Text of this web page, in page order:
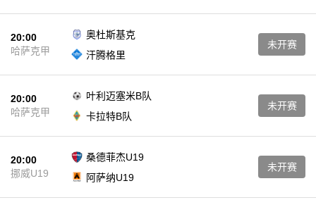
20:00
哈萨克甲
奥杜斯基克
汗腾格里
未开赛
20:00
哈萨克甲
叶利迈塞米B队
卡拉特B队
未开赛
20:00
挪威U19
桑德菲杰U19
阿萨纳U19
未开赛